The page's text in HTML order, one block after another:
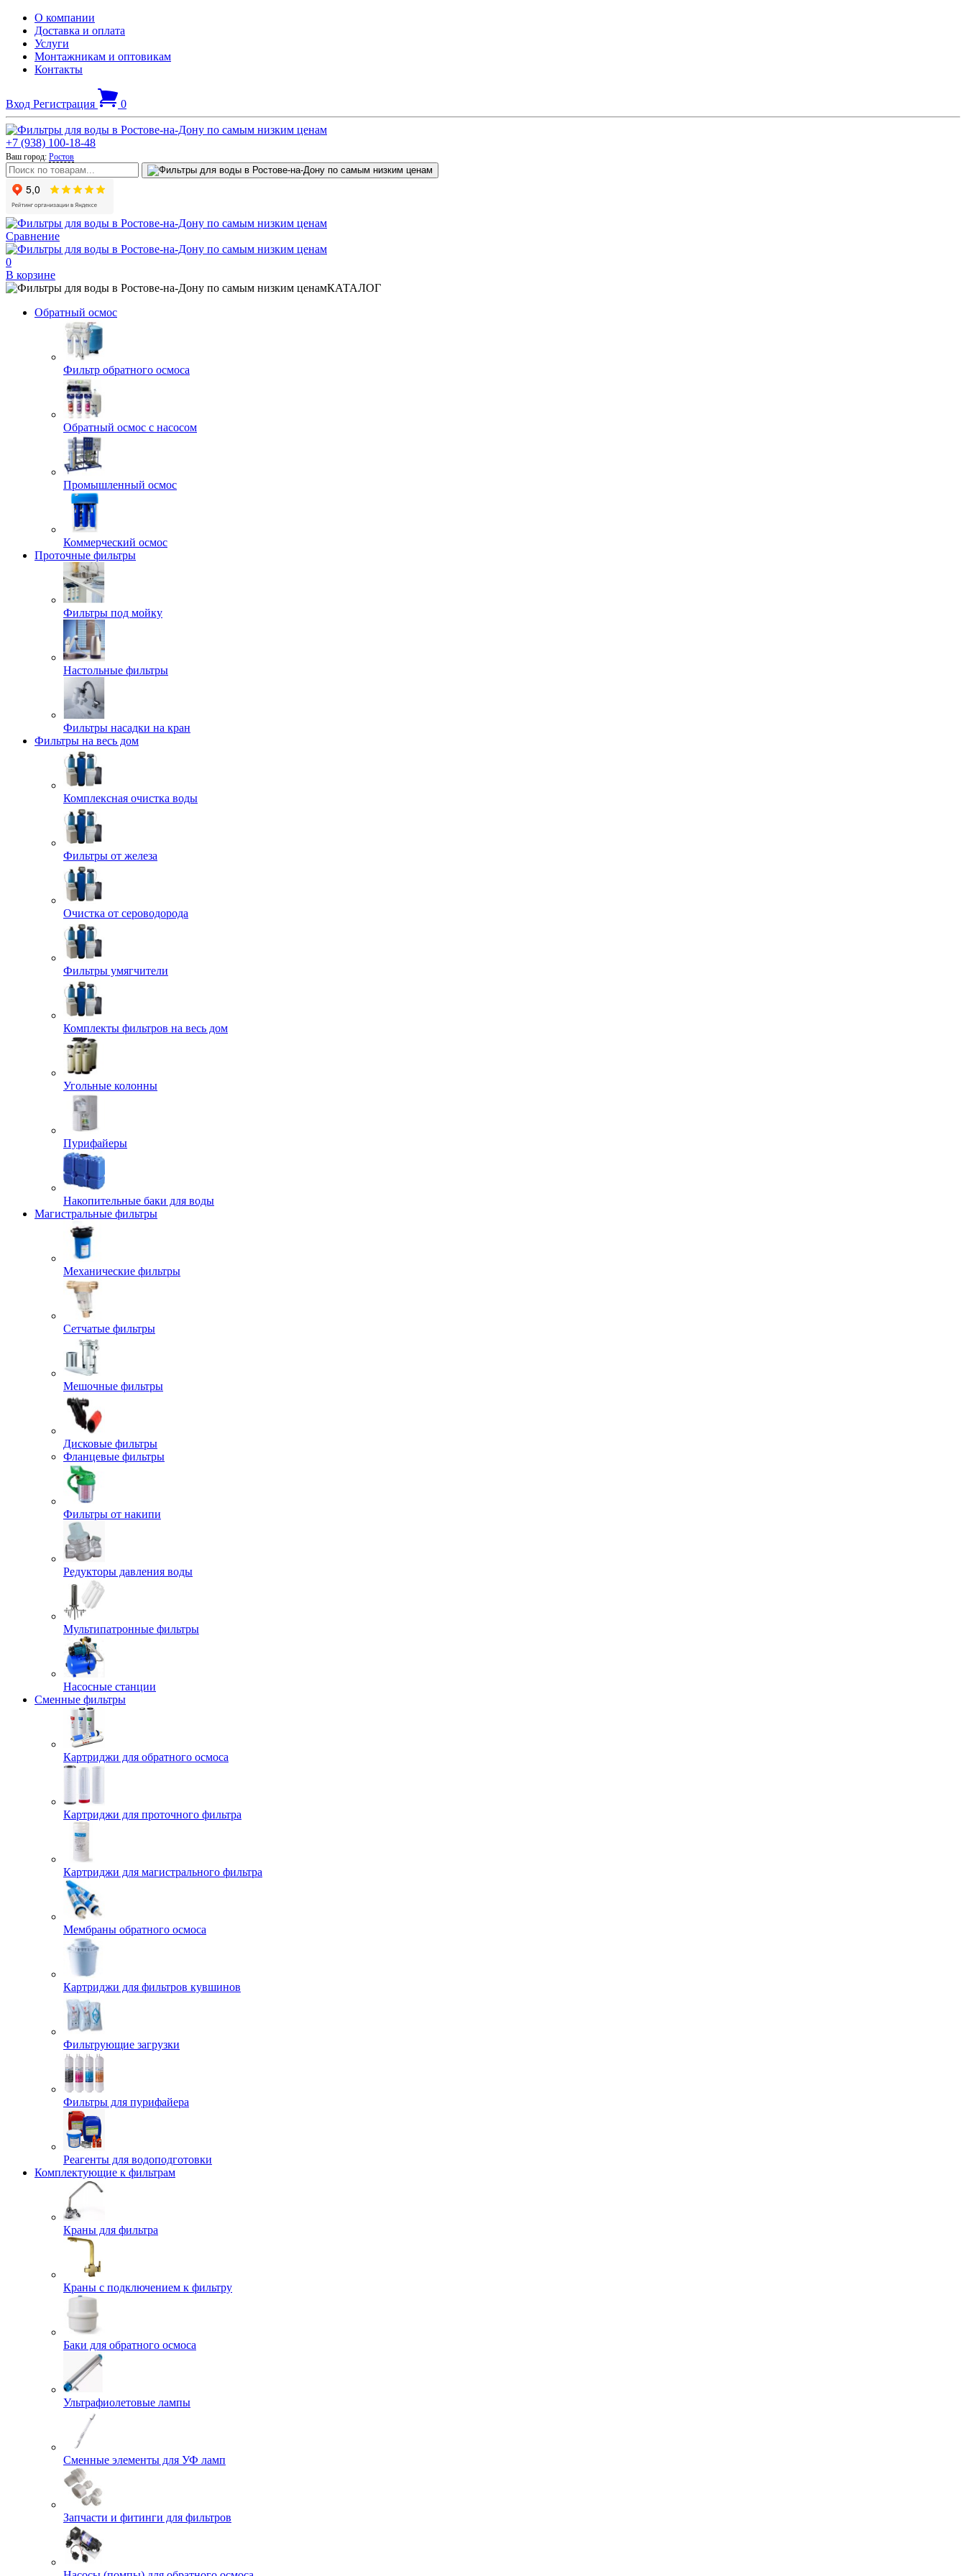
О компании
Доставка и оплата
Услуги
Монтажникам и оптовикам
Контакты
Вход Регистрация 0
+7 (938) 100-18-48
Ваш город: Ростов
Сравнение
0
В корзине
КАТАЛОГ
Обратный осмос
Фильтр обратного осмоса
Обратный осмос с насосом
Промышленный осмос
Коммерческий осмос
Проточные фильтры
Фильтры под мойку
Настольные фильтры
Фильтры насадки на кран
Фильтры на весь дом
Комплексная очистка воды
Фильтры от железа
Очистка от сероводорода
Фильтры умягчители
Комплекты фильтров на весь дом
Угольные колонны
Пурифайеры
Накопительные баки для воды
Магистральные фильтры
Механические фильтры
Сетчатые фильтры
Мешочные фильтры
Дисковые фильтры
Фланцевые фильтры
Фильтры от накипи
Редукторы давления воды
Мультипатронные фильтры
Насосные станции
Сменные фильтры
Картриджи для обратного осмоса
Картриджи для проточного фильтра
Картриджи для магистрального фильтра
Мембраны обратного осмоса
Картриджи для фильтров кувшинов
Фильтрующие загрузки
Фильтры для пурифайера
Реагенты для водоподготовки
Комплектующие к фильтрам
Краны для фильтра
Краны с подключением к фильтру
Баки для обратного осмоса
Ультрафиолетовые лампы
Сменные элементы для УФ ламп
Запчасти и фитинги для фильтров